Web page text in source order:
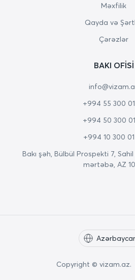
Məxfilik
Qayda və
Çərəzlər
BAKI OFISI
+994 55 300
+994 50 300
+994 10 300
Bakı şəh, Bülbül Prospekti 7,
mərtəbə, AZ
Copyright © vizam.az.